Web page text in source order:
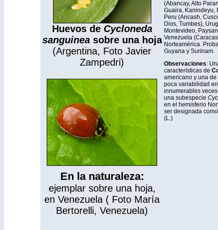
Huevos de Cycloneda
sanguineasobre una hoja
(Argentina, Foto Javier
Zampedri)
En la naturaleza:
ejemplar sobre una hoja,
en Venezuela ( Foto María
Bertorelli, Venezuela)
(Abancay, Alto
Guaira, Kanindeyu,
Peru (Ancash,
Dios, Tumbes),
Montevideo,
Venezuela
Norteamérica.
Guyana y Surinam.
Observaciones:
características de
americano y una
poca variabilidad
innumerables
una subespecie
en el hemisferio
ser designada
(L.)